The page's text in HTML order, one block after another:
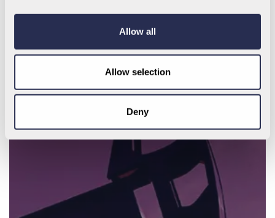
Allow all
Allow selection
Deny